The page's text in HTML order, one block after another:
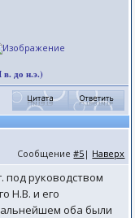
до н.э.)
Сообщение#5 | Наверх
под руководством
Н.В. и его
оба были